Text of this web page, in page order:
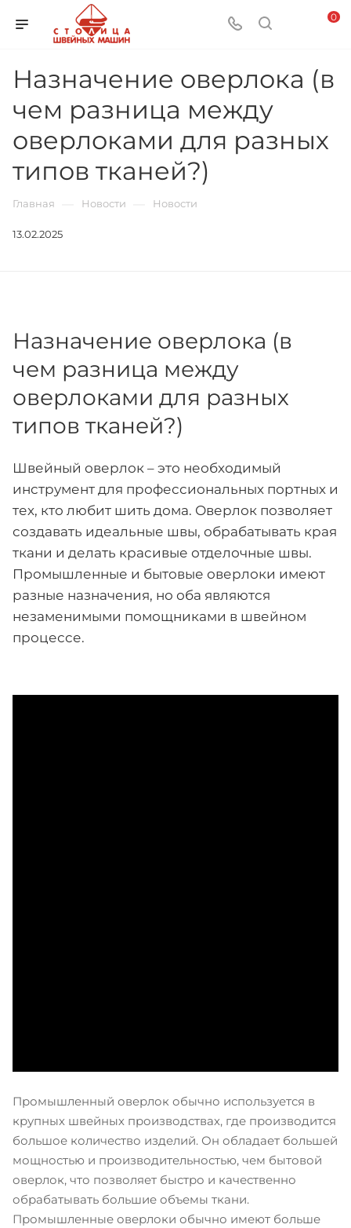
0
Назначение оверлока (в
чем разница между
оверлоками для разных
типов тканей?)
Главная Новости Новости
13.02.2025
Назначение оверлока (в
чем разница между
оверлоками для разных
типов тканей?)
Швейный оверлок – это необходимый
инструмент для профессиональных портных и
тех, кто любит шить дома. Оверлок позволяет
создавать идеальные швы, обрабатывать края
ткани и делать красивые отделочные швы.
Промышленные и бытовые оверлоки имеют
разные назначения, но оба являются
незаменимыми помощниками в швейном
процессе.
Промышленный оверлок обычно используется в
крупных швейных производствах, где производится
большое количество изделий. Он обладает большей
мощностью и производительностью, чем бытовой
оверлок, что позволяет быстро и качественно
обрабатывать большие объемы ткани.
Промышленные оверлоки обычно имеют больше